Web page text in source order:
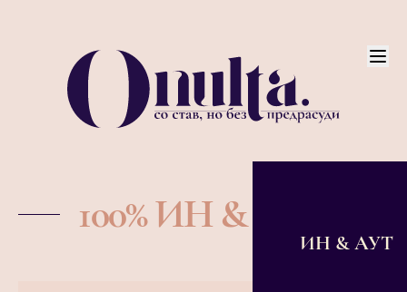
ИН & АУТ
100% ИН & АУТ